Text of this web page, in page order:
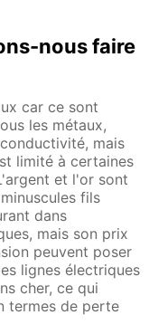
nous faire
car ce sont
les métaux,
mais
limité à certaines
et l'or sont
fils
dans
mais son prix
peuvent poser
lignes électriques
cher, ce qui
termes de perte